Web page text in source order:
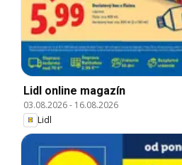
Lidl online magazín
03.08.2026- 16.08.2026
Lidl